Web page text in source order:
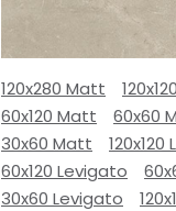
120x280 Matt
60x120 Matt
60x60
30x60 Matt
60x120 Levigato
30x60 Levigato